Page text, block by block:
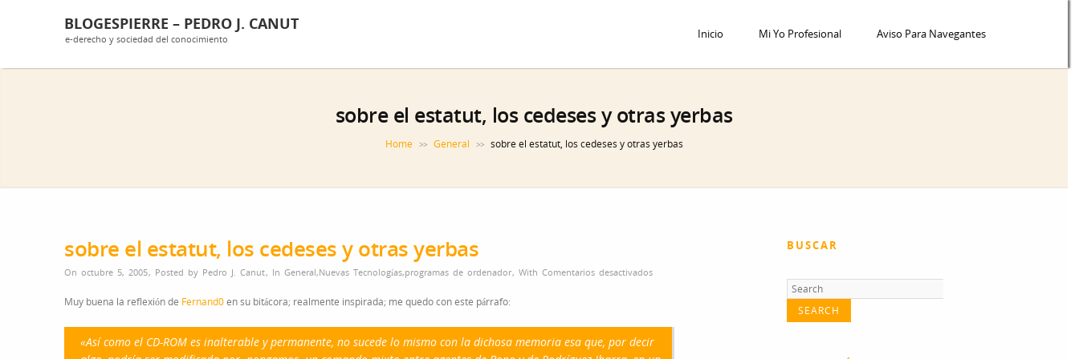
BLOGESPIERRE – PEDRO J. CANUT
e-derecho y sociedad del conocimiento Inicio Mi Yo Profesional Aviso Para Navegantes
sobre el estatut, los cedeses y otras yerbas
Home >> General >> sobre el estatut, los cedeses y otras yerbas
sobre el estatut, los cedeses y otras yerbas
On octubre 5, 2005, Posted by Pedro J. Canut, In General,Nuevas Tecnologías,programas de ordenador, With Comentarios desactivadosen
estatut,
los
Muy buena la reflexión de Fernand0en su bitácora; realmente inspirada; me quedo con este párrafo:
«Así como el CD-ROM es inalterable y permanente, no sucede lo mismo con la dichosa memoria esa que, por decir
BUSCAR